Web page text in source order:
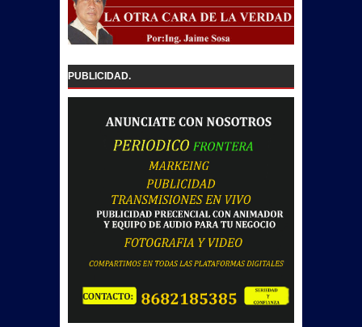
PUBLICIDAD.